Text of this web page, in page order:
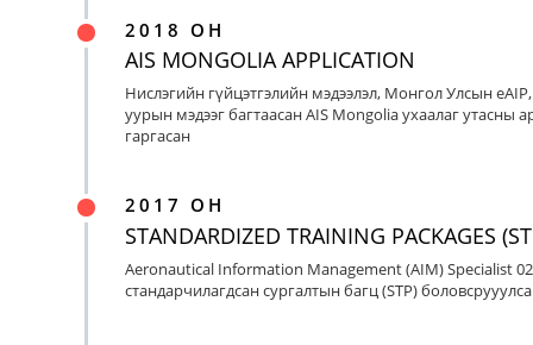
2018 ОН
AIS MONGOLIA APPLICATION
Нислэгийн гүйцэтгэлийн мэдээлэл, Монгол Улсын
уурын мэдээг багтаасан AIS Mongolia ухаалаг утасны
гаргасан
2017 ОН
STANDARDIZED TRAINING PACKAGES
Aeronautical Information Management (AIM) Specialist
стандарчилагдсан сургалтын багц (STP)